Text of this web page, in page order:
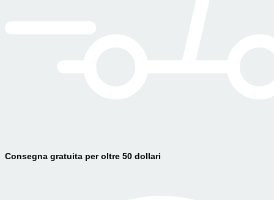
Consegna gratuita per oltre 50 dollari